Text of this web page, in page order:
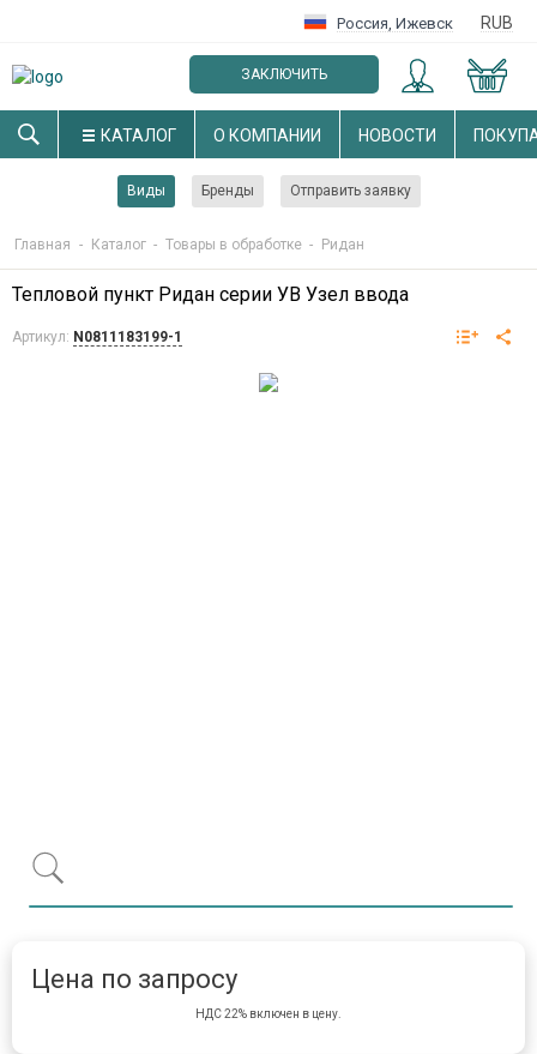
Россия, Ижевск RUB
ЗАКЛЮЧИТЬ
ОПТОВЫЙ ДОГОВОР
КАТАЛОГ О КОМПАНИИ НОВОСТИ
Виды Бренды Отправить заявку
Главная - Каталог - Товары в обработке - Ридан
Тепловой пункт Ридан серии УВ Узел ввода
Артикул: N0811183199-1
Цена по запросу
НДС 22% включен в цену.